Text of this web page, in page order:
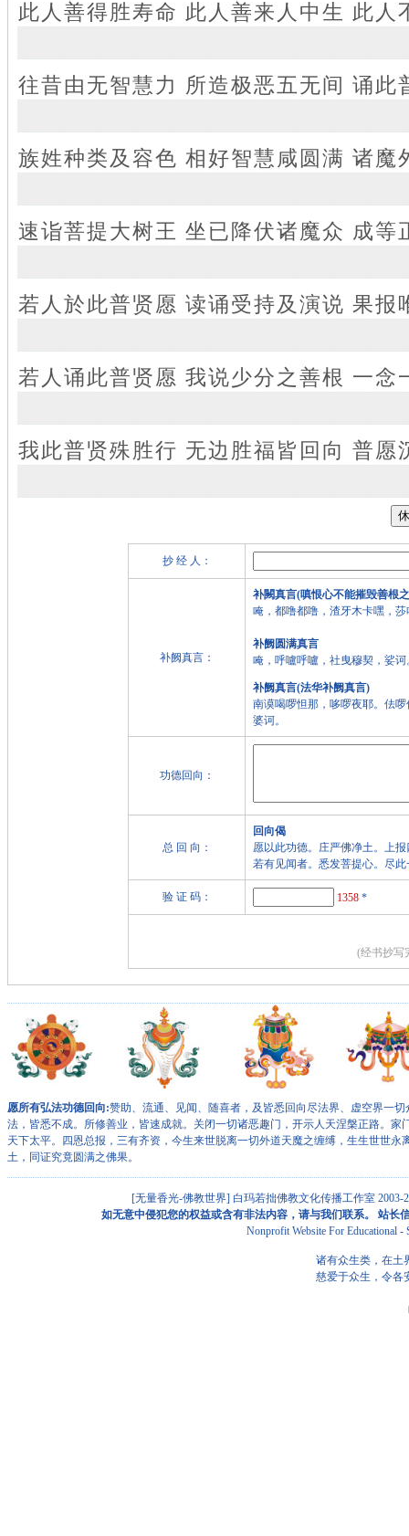
此人善得胜寿命 此人善来人中生 此
往昔由无智慧力 所造极恶五无间 诵此
族姓种类及容色 相好智慧咸圆满 诸魔
速诣菩提大树王 坐已降伏诸魔众 成等
若人於此普贤愿 读诵受持及演说 果报
若人诵此普贤愿 我说少分之善根 一念
我此普贤殊胜行 无边胜福皆回向 普愿
抄 经 人：
补阙真言：
补闕真言(嗔恨心不能摧毁善根
唵，都噜都噜，渣牙木卡嘿，莎
补阙圆满真言
唵，呼嚧呼嚧，社曳穆契，娑诃
补阙真言(法华补阙真言)
南谟喝啰怛那，哆啰夜耶。佉
婆诃。
功德回向：
总 回 向：
回向偈
愿以此功德。庄严佛净土。上
若有见闻者。悉发菩提心。尽
验 证 码： 1358 *
(经书抄写
愿所有弘法功德回向:赞助、流通、见闻、随喜者，及皆悉回向尽法界、虚空界一
法，皆悉不成。所修善业，皆速成就。关闭一切诸恶趣门，开示人天涅槃正路。
天下太平。四恩总报，三有齐资，今生来世脱离一切外道天魔之缠缚，生生世世
土，同证究竟圆满之佛果。
[无量香光-佛教世界] 白玛若拙佛教文化传播工作室 2003-
如无意中侵犯您的权益或含有非法内容，请与我们联系。 站长
Nonprofit Website For Educational
诸有众生类，在土
慈爱于众生，令各